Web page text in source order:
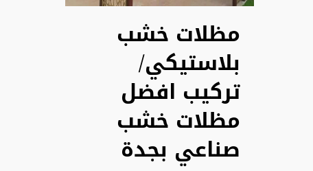
مظلات خشب
بلاستيكي/
تركيب افضل
مظلات خشب
صناعي بجدة